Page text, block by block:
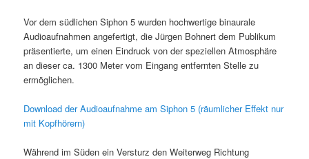
Vor dem südlichen Siphon 5 wurden hochwertige binaurale
Audioaufnahmen angefertigt, die Jürgen Bohnert dem Publikum
präsentierte, um einen Eindruck von der speziellen Atmosphäre
an dieser ca. 1300 Meter vom Eingang entfernten Stelle zu
ermöglichen.
Download der Audioaufnahme am Siphon 5 (räumlicher Effekt nur
mit Kopfhörern)
Während im Süden ein Versturz den Weiterweg Richtung